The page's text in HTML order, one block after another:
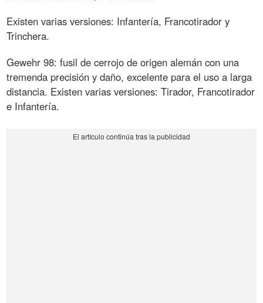
Existen varias versiones: Infantería, Francotirador y
Trinchera.
Gewehr 98: fusil de cerrojo de origen alemán con una
tremenda precisión y daño, excelente para el uso a larga
distancia. Existen varias versiones: Tirador, Francotirador
e Infantería.